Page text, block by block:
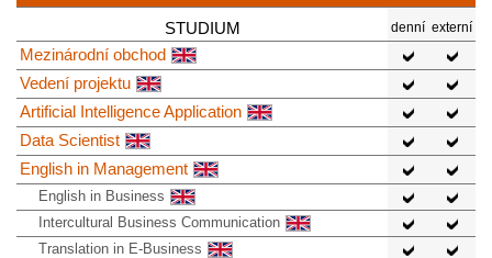
STUDIUM denní externí
Mezinárodní obchod
Vedení projektu
Artificial Intelligence Application
Data Scientist
English in Management
English in Business
Intercultural Business Communication
Translation in E-Business